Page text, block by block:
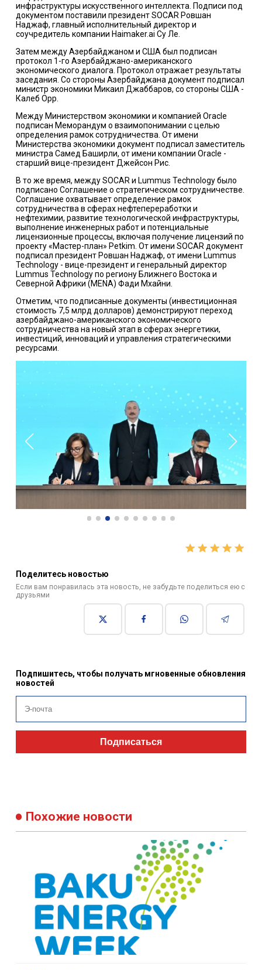
инфраструктуры искусственного интеллекта. Подписи под
документом поставили президент SOCAR Ровшан
Наджаф, главный исполнительный директор и
соучредитель компании Haimaker.ai Су Ле.
Затем между Азербайджаном и США был подписан
протокол 1-го Азербайджано-американского
экономического диалога. Протокол отражает результаты
заседания. Со стороны Азербайджана документ подписал
министр экономики Микаил Джаббаров, со стороны США -
Калеб Орр.
Между Министерством экономики и компанией Oracle
подписан Меморандум о взаимопонимании с целью
определения рамок сотрудничества. От имени
Министерства экономики документ подписал заместитель
министра Самед Баширли, от имени компании Oracle -
старший вице-президент Джейсон Рис.
В то же время, между SOCAR и Lummus Technology было
подписано Соглашение о стратегическом сотрудничестве.
Соглашение охватывает определение рамок
сотрудничества в сферах нефтепереработки и
нефтехимии, развитие технологической инфраструктуры,
выполнение инженерных работ и потенциальные
лицензионные процессы, включая получение лицензий по
проекту «Мастер-план» Petkim. От имени SOCAR документ
подписал президент Ровшан Наджаф, от имени Lummus
Technology - вице-президент и генеральный директор
Lummus Technology по региону Ближнего Востока и
Северной Африки (MENA) Фади Мхайни.
Отметим, что подписанные документы (инвестиционная
стоимость 7,5 млрд долларов) демонстрируют переход
азербайджано-американского экономического
сотрудничества на новый этап в сферах энергетики,
инвестиций, инноваций и управления стратегическими
ресурсами.
Поделитесь новостью
Если вам понравилась эта новость, не забудьте поделиться ею с
друзьями
Подпишитесь, чтобы получать мгновенные обновления
новостей
Подписаться
Похожие новости